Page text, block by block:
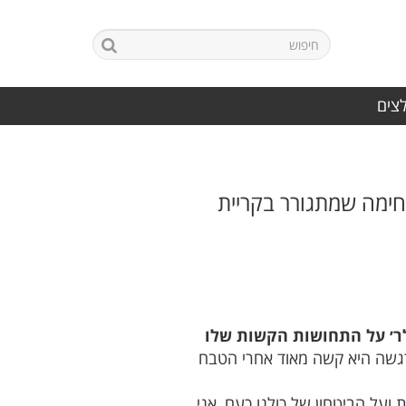
שמתגורר בקריית
על התחושות הקשות שלו
היא קשה מאוד אחרי הטבח